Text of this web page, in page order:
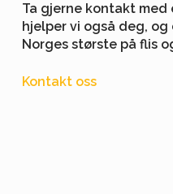
Ta gjerne kontakt med
hjelper vi også deg,
Norges største på flis
Kontakt oss